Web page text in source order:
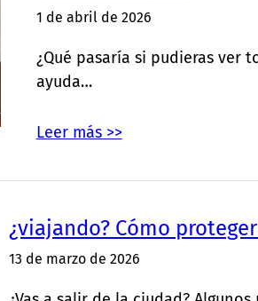
1 de abril de 2026
¿Qué pasaría si pudieras ver
ayuda…
Leer más >>
¿viajando? Cómo
13 de marzo de 2026